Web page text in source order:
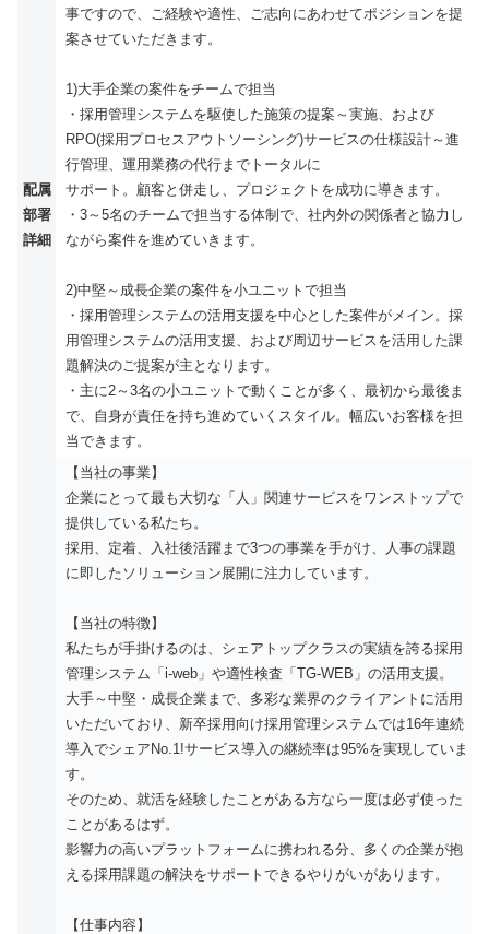
配属
部署
詳細
事ですので、ご経験や適性、ご志向にあわせてポジションを提
案させていただきます。
1)大手企業の案件をチームで担当
・採用管理システムを駆使した施策の提案～実施、および
RPO(採用プロセスアウトソーシング)サービスの仕様設計～進
行管理、運用業務の代行までトータルに
サポート。顧客と併走し、プロジェクトを成功に導きます。
・3～5名のチームで担当する体制で、社内外の関係者と協力し
ながら案件を進めていきます。
2)中堅～成長企業の案件を小ユニットで担当
・採用管理システムの活用支援を中心とした案件がメイン。採
用管理システムの活用支援、および周辺サービスを活用した課
題解決のご提案が主となります。
・主に2～3名の小ユニットで動くことが多く、最初から最後ま
で、自身が責任を持ち進めていくスタイル。幅広いお客様を担
当できます。
【当社の事業】
企業にとって最も大切な「人」関連サービスをワンストップで
提供している私たち。
採用、定着、入社後活躍まで3つの事業を手がけ、人事の課題
に即したソリューション展開に注力しています。
【当社の特徴】
私たちが手掛けるのは、シェアトップクラスの実績を誇る採用
管理システム「i-web」や適性検査「TG-WEB」の活用支援。
大手～中堅・成長企業まで、多彩な業界のクライアントに活用
いただいており、新卒採用向け採用管理システムでは16年連続
導入でシェアNo.1!サービス導入の継続率は95%を実現していま
す。
そのため、就活を経験したことがある方なら一度は必ず使った
ことがあるはず。
影響力の高いプラットフォームに携われる分、多くの企業が抱
える採用課題の解決をサポートできるやりがいがあります。
【仕事内容】